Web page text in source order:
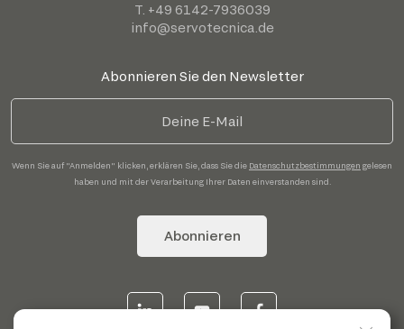
T. +49 6142-7936039
info@servotecnica.de
Abonnieren Sie den Newsletter
Wenn Sie auf "Anmelden" klicken, erklären Sie, dass Sie die Datenschutzbestimmungen gelesen
haben und mit der Verarbeitung Ihrer Daten einverstanden sind.
Abonnieren